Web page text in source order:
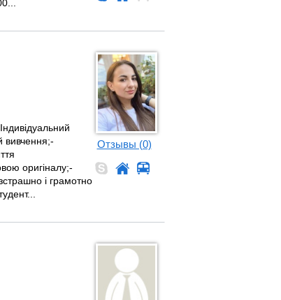
Отзывы (0)
вивчення;-
оригіналу;-
і грамотно